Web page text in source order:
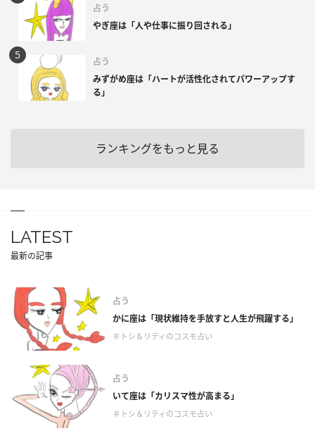
占う
やぎ座は「人や仕事に振り回される」
占う
みずがめ座は「ハートが活性化されてパワーアップす
る」
ランキングをもっと見る
LATEST
最新の記事
占う
かに座は「現状維持を手放すと人生が飛躍する」
＃トシ＆リティのコスモ占い
占う
いて座は「カリスマ性が高まる」
＃トシ＆リティのコスモ占い